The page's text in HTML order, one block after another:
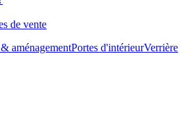
de vente
aménagementPortes d'intérieurVerrière